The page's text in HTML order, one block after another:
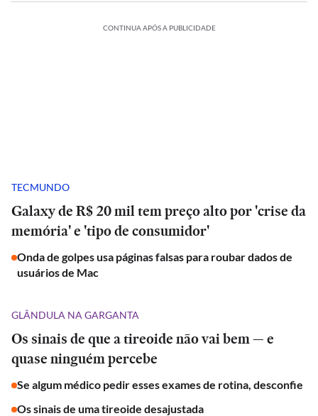
CONTINUA APÓS A PUBLICIDADE
TECMUNDO
Galaxy de R$ 20 mil tem preço alto por 'crise da
memória' e 'tipo de consumidor'
Onda de golpes usa páginas falsas para roubar dados de
usuários de Mac
GLÂNDULA NA GARGANTA
Os sinais de que a tireoide não vai bem — e
quase ninguém percebe
Se algum médico pedir esses exames de rotina, desconfie
Os sinais de uma tireoide desajustada